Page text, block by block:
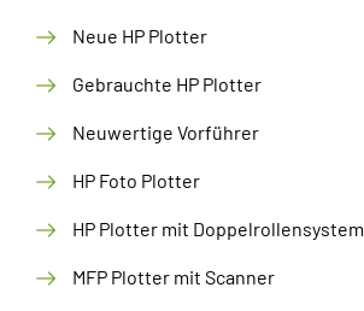
Neue HP Plotter
Gebrauchte HP Plotter
Neuwertige Vorführer
HP Foto Plotter
HP Plotter mit Doppelrollensystem
MFP Plotter mit Scanner